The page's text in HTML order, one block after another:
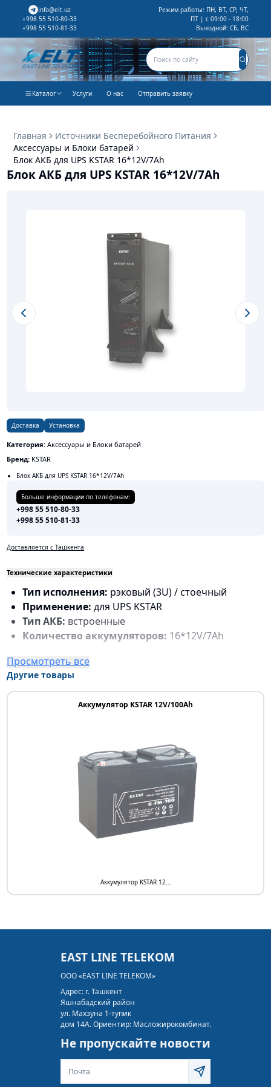
info@elt.uz
+998 55 510-80-33
+998 55 510-81-33
Режим работы: ПН, ВТ, СР, ЧТ,
ПТ | с 09:00 - 18:00
Выходной: СБ, ВС
Каталог Услуги О нас Отправить заявку
Главная
Источники Бесперебойного Питания
Аксессуары и Блоки батарей
Блок АКБ для UPS KSTAR 16*12V/7Ah
Блок АКБ для UPS KSTAR 16*12V/7Ah
Previous slide Next
Доставка Установка
Категория:Аксессуары и Блоки батарей
Бренд: KSTAR
Блок АКБ для UPS KSTAR 16*12V/7Ah
Больше информации по телефонам:
+998 55 510-80-33
+998 55 510-81-33
Доставляется с Ташкента
Технические характеристики
Тип исполнения: рэковый (3U) / стоечный
Применение: для UPS KSTAR
Тип АКБ: встроенные
Количество аккумуляторов: 16*12V/7Ah
Просмотреть все
Другие товары
Аккумулятор KSTAR 12V/100Ah
Аккумулятор KSTAR 12...
EAST LINE TELEKOM
ООО «EAST LINE TELEKOM»
Адрес: г. Ташкент
Яшнабадский район
ул. Махзуна 1-тупик
дом 14А. Ориентир: Масложирокомбинат.
Не пропускайте новости